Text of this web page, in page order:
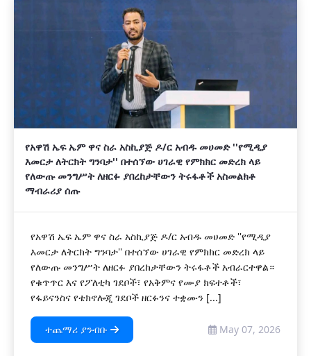
የአዋሽ ኤፍ ኤም ዋና ስራ አስኪያጅ ዶ/ር አብዱ መሀመድ ''የሚዲያ
እመርታ ለትርክት ግንባታ'' በተሰኘው ሀገራዊ የምክክር መድረክ ላይ
የለውጡ መንግሥት ለዘርፉ ያበረከታቸውን ትሩፋቶች አስመልክቶ
ማብራሪያ ሰጡ
የአዋሽ ኤፍ ኤም ዋና ስራ አስኪያጅ ዶ/ር አብዱ መሀመድ ''የሚዲያ
እመርታ ለትርክት ግንባታ'' በተሰኘው ሀገራዊ የምክክር መድረክ ላይ
የለውጡ መንግሥት ለዘርፉ ያበረከታቸውን ትሩፋቶች አብራርተዋል።
የቁጥጥር እና የፖለቲካ ገደቦች፣ የአቅምና የሙያ ክፍተቶች፣
የፋይናንስና የቴክኖሎጂ ገደቦች ዘርፉንና ተቋሙን [...]
ተጨማሪ ያንብቡ May 07, 2026